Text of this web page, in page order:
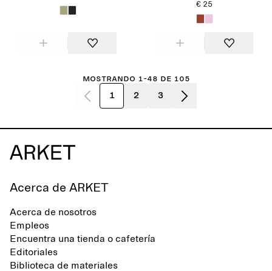
€ 25
Mostrando 1-48 de 105
1 2 3
Acerca de ARKET
Acerca de nosotros
Empleos
Encuentra una tienda o cafetería
Editoriales
Biblioteca de materiales